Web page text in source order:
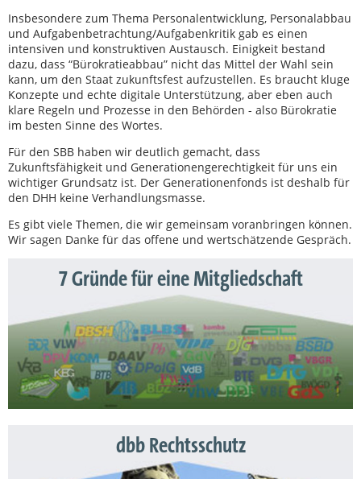
Insbesondere zum Thema Personalentwicklung, Personalabbau
und Aufgabenbetrachtung/Aufgabenkritik gab es einen
intensiven und konstruktiven Austausch. Einigkeit bestand
dazu, dass “Bürokratieabbau” nicht das Mittel der Wahl sein
kann, um den Staat zukunftsfest aufzustellen. Es braucht kluge
Konzepte und echte digitale Unterstützung, aber eben auch
klare Regeln und Prozesse in den Behörden - also Bürokratie
im besten Sinne des Wortes.
Für den SBB haben wir deutlich gemacht, dass
Zukunftsfähigkeit und Generationengerechtigkeit für uns ein
wichtiger Grundsatz ist. Der Generationenfonds ist deshalb für
den DHH keine Verhandlungsmasse.
Es gibt viele Themen, die wir gemeinsam voranbringen können.
Wir sagen Danke für das offene und wertschätzende Gespräch.
7 Gründe für eine Mitgliedschaft
dbb Rechtsschutz